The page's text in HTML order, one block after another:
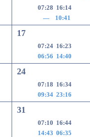
07:28 16:14
— 10:41
17
07:24 16:23
06:56 14:40
24
07:18 16:34
09:34 23:16
31
07:10 16:44
14:43 06:35